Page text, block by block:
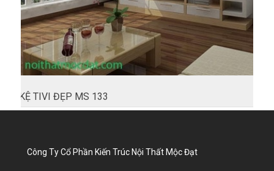
KỆ TIVI ĐẸP MS 133
Công Ty Cổ Phần Kiến Trúc Nội Thất Mộc Đạt